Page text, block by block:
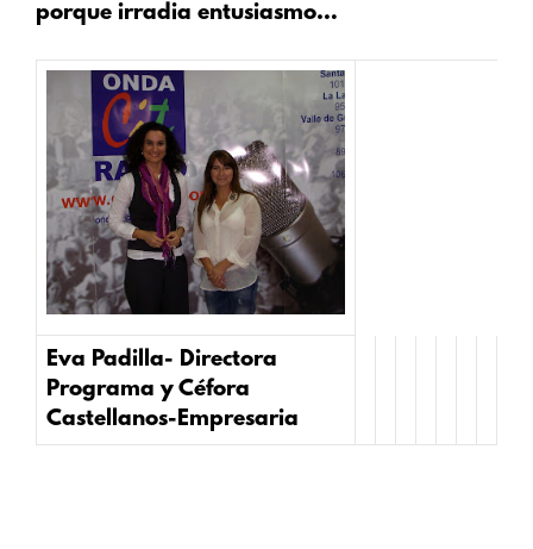
porque irradia entusiasmo…
Eva Padilla- Directora
Programa y Céfora
Castellanos-Empresaria